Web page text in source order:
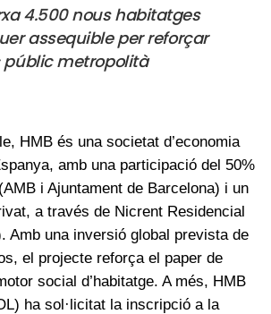
4.500 nous habitatges
assequible per reforçar
públic metropolità
HMB és una societat d’economia
amb una participació del 50%
i Ajuntament de Barcelona) i un
a través de Nicrent Residencial
Amb una inversió global prevista de
el projecte reforça el paper de
social d’habitatge. A més, HMB
ha sol·licitat la inscripció a la